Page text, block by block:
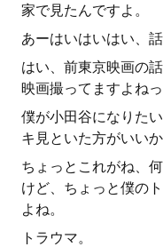
家で見たんですよ。
あーはいはいはい、
はい、前東京映画の
映画撮ってますよねっ
僕が小田谷になりた
キ見といた方がいい
ちょっとこれがね、
けど、ちょっと僕の
よね。
トラウマ。